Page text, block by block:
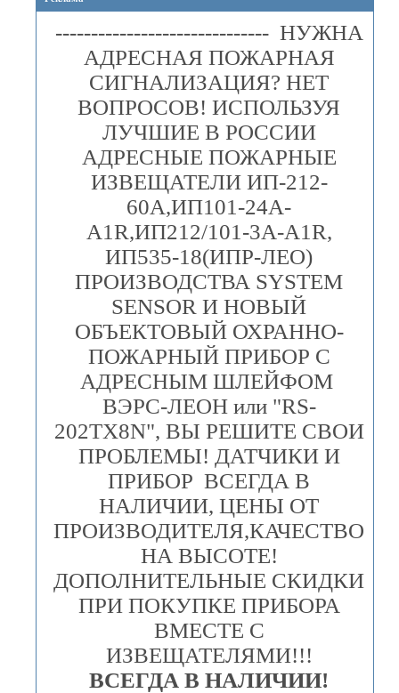
------------------------------ НУЖНА
АДРЕСНАЯ ПОЖАРНАЯ
СИГНАЛИЗАЦИЯ? НЕТ
ВОПРОСОВ! ИСПОЛЬЗУЯ
ЛУЧШИЕ В РОССИИ
АДРЕСНЫЕ ПОЖАРНЫЕ
ИЗВЕЩАТЕЛИ ИП-212-
60А,ИП101-24А-
A1R,ИП212/101-3А-A1R,
ИП535-18(ИПР-ЛЕО)
ПРОИЗВОДСТВА SYSTEM
SENSOR И НОВЫЙ
ОБЪЕКТОВЫЙ ОХРАННО-
ПОЖАРНЫЙ ПРИБОР С
АДРЕСНЫМ ШЛЕЙФОМ
ВЭРС-ЛЕОН или "RS-
202TX8N", ВЫ РЕШИТЕ СВОИ
ПРОБЛЕМЫ! ДАТЧИКИ И
ПРИБОР ВСЕГДА В
НАЛИЧИИ, ЦЕНЫ ОТ
ПРОИЗВОДИТЕЛЯ,КАЧЕСТВО
НА ВЫСОТЕ!
ДОПОЛНИТЕЛЬНЫЕ СКИДКИ
ПРИ ПОКУПКЕ ПРИБОРА
ВМЕСТЕ С
ИЗВЕЩАТЕЛЯМИ!!!
ВСЕГДА В НАЛИЧИИ!